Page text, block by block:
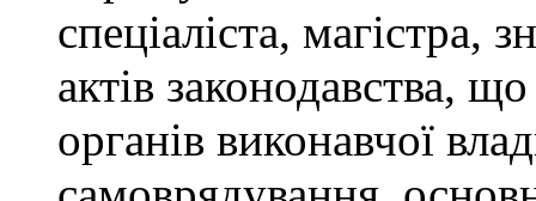
спеціаліста, магістра,
актів законодавства,
органів виконавчої